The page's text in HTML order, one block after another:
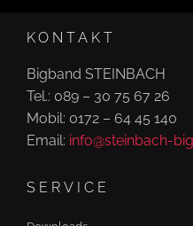
KONTAKT
Bigband STEINBACH
Tel.: 089 – 30 75 67 26
Mobil: 0172 – 64 45 140
Email: info@steinbach-
SERVICE